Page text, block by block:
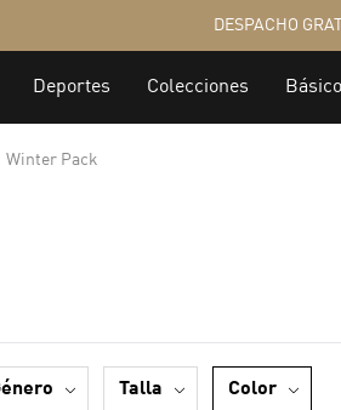
Winter Pack
género talla color